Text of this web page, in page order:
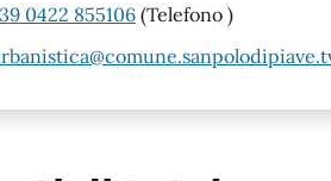
0422 855106(Telefono )